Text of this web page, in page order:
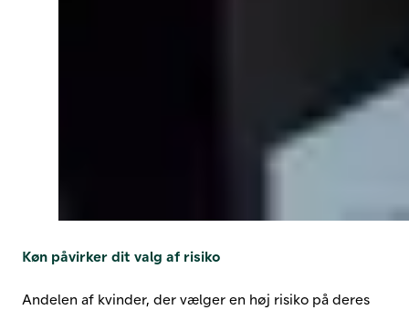
Køn påvirker dit valg af risiko
Andelen af kvinder, der vælger en høj risiko på deres